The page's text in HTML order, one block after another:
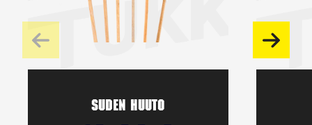
Suden huuto